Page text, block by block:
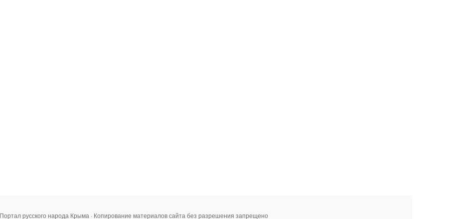
русского народа Крыма · Копирование материалов сайта без разрешения запрещено